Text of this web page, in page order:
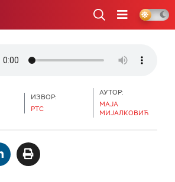
ИЗВОР:
РТС
АУТОР:
МАЈА
МИЈАЛКОВИЋ